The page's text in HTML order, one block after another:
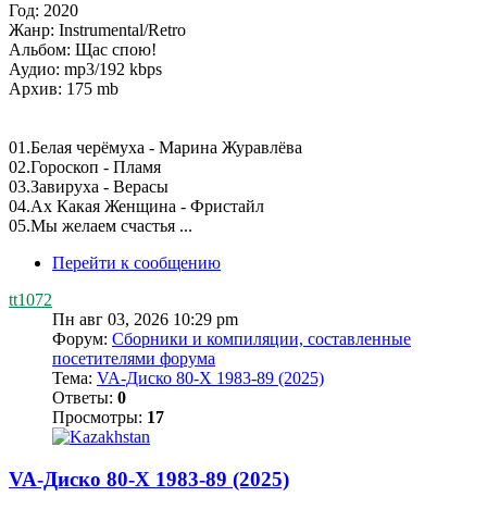
Год: 2020
Жанр: Instrumental/Retro
Альбом: Щас спою!
Аудио: mp3/192 kbps
Архив: 175 mb
01.Белая черёмуха - Марина Журавлёва
02.Гороскоп - Пламя
03.Завируха - Верасы
04.Ах Какая Женщина - Фристайл
05.Мы желаем счастья ...
Перейти к сообщению
tt1072
Пн авг 03, 2026 10:29 pm
Форум: Сборники и компиляции, составленные
посетителями форума
Тема: VA-Диско 80-Х 1983-89 (2025)
Ответы: 0
Просмотры: 17
VA-Диско 80-Х 1983-89 (2025)